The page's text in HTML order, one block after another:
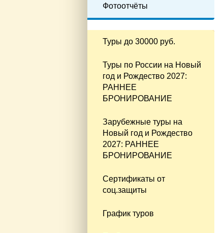
Фотоотчёты
Туры до 30000 руб.
Туры по России на Новый
год и Рождество 2027:
РАННЕЕ
БРОНИРОВАНИЕ
Зарубежные туры на
Новый год и Рождество
2027: РАННЕЕ
БРОНИРОВАНИЕ
Сертификаты от
соц.защиты
График туров